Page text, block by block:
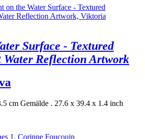
Surface - Textured
Water Reflection Artwork
cm Gemälde . 27.6 x 39.4 x 1.4 inch